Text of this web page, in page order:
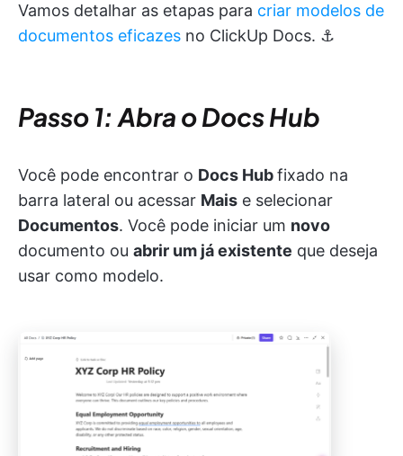
Vamos detalhar as etapas para criar modelos de
documentos eficazes no ClickUp Docs. ⚓
Passo 1: Abra o Docs Hub
Você pode encontrar o Docs Hubfixado na
barra lateral ou acessar Mais e selecionar
Documentos. Você pode iniciar um novo
documento ou abrir um já existente que deseja
usar como modelo.